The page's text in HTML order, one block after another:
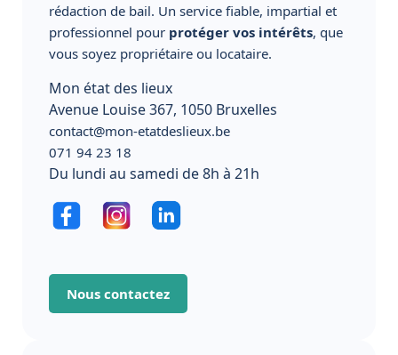
rédaction de bail. Un service fiable, impartial et
professionnel pour protéger vos intérêts, que
vous soyez propriétaire ou locataire.
Mon état des lieux
Avenue Louise 367, 1050 Bruxelles
contact@mon-etatdeslieux.be
071 94 23 18
Du lundi au samedi de 8h à 21h
Nous contactez